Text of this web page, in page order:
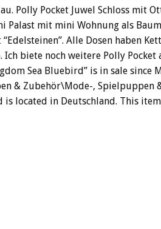
Polly Pocket Juwel Schloss mit
Palast mit mini Wohnung als
Alle Dosen haben
Ich biete noch weitere Polly
Sea Bluebird” is in sale since
& Zubehör\Mode-, Spielpuppen
is located in Deutschland. This